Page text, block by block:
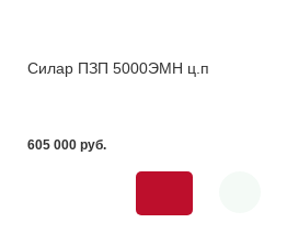
Силар ПЗП 5000ЭМН ц.п
605 000 pуб.